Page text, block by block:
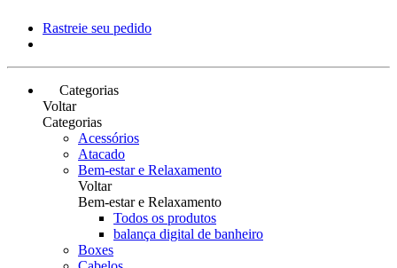
Rastreie seu pedido
Categorias
Voltar
Categorias
Acessórios
Atacado
Bem-estar e Relaxamento
Voltar
Bem-estar e Relaxamento
Todos os produtos
balança digital de banheiro
Boxes